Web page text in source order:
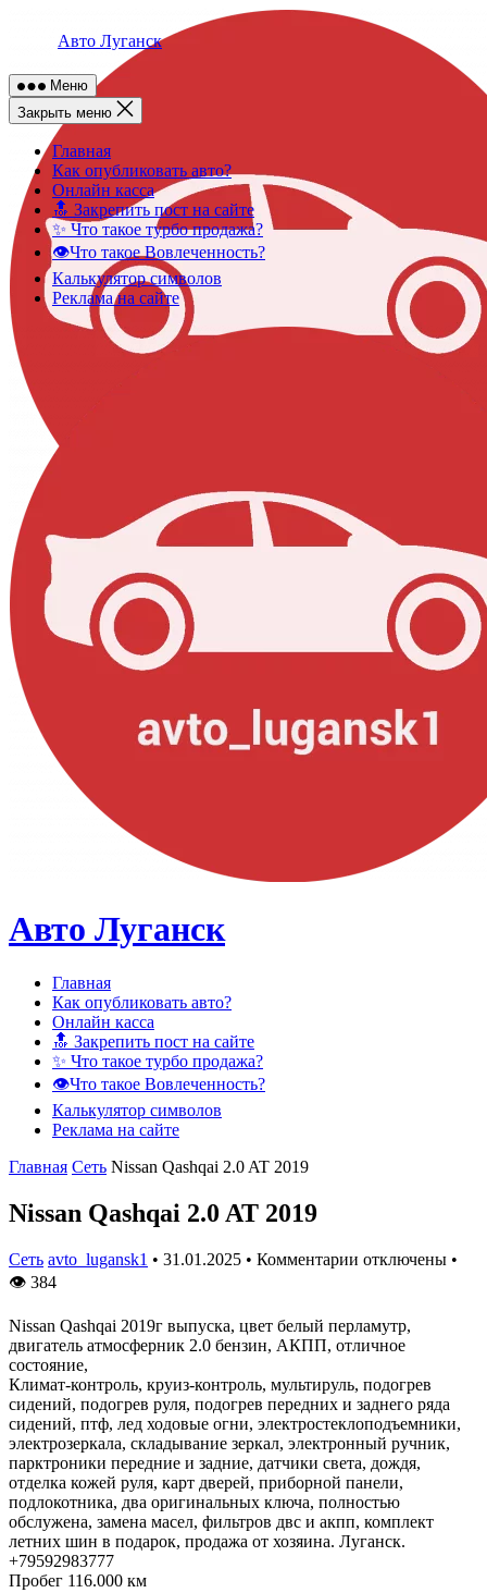
Авто Луганск
Меню
Закрыть меню
Главная
Как опубликовать авто?
Онлайн касса
🔝 Закрепить пост на сайте
✨ Что такое турбо продажа?
👁️Что такое Вовлеченность?
Калькулятор символов
Реклама на сайте
Авто Луганск
Главная
Как опубликовать авто?
Онлайн касса
🔝 Закрепить пост на сайте
✨ Что такое турбо продажа?
👁️Что такое Вовлеченность?
Калькулятор символов
Реклама на сайте
Главная Сеть Nissan Qashqai 2.0 AT 2019
Nissan Qashqai 2.0 AT 2019
Сеть avto_lugansk1 • 31.01.2025 • Комментарии отключены •
👁 384
Nissan Qashqai 2019г выпуска, цвет белый перламутр,
двигатель атмосферник 2.0 бензин, АКПП, отличное
состояние,
Климат-контроль, круиз-контроль, мультируль, подогрев
сидений, подогрев руля, подогрев передних и заднего ряда
сидений, птф, лед ходовые огни, электростеклоподъемники,
электрозеркала, складывание зеркал, электронный ручник,
парктроники передние и задние, датчики света, дождя,
отделка кожей руля, карт дверей, приборной панели,
подлокотника, два оригинальных ключа, полностью
обслужена, замена масел, фильтров двс и акпп, комплект
летних шин в подарок, продажа от хозяина. Луганск.
+79592983777
Пробег 116.000 км